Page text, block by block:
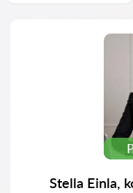
Stella Einla,